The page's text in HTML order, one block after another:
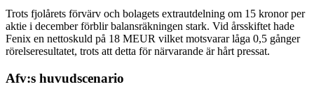
Trots fjolårets förvärv och bolagets extrautdelning om 15 kronor per
aktie i december förblir balansräkningen stark. Vid årsskiftet hade
Fenix en nettoskuld på 18 MEUR vilket motsvarar låga 0,5 gånger
rörelseresultatet, trots att detta för närvarande är hårt pressat.
Afv:s huvudscenario